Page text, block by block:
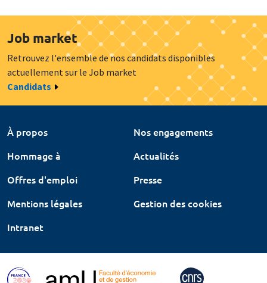
Job market
Retrouvez l'ensemble de nos candidats disponibles
actuellement sur le Job market
Candidats
À propos
Nos engagements
Hommage à
Actualités
Offres d'emploi
Presse
Mentions légales
Gestion des cookies
Intranet